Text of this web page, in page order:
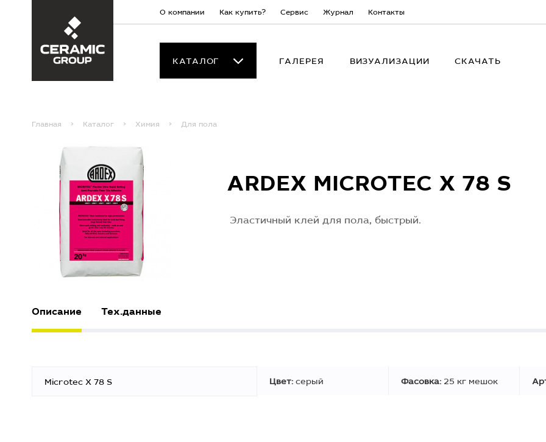
О компании Как купить? Сервис Журнал Контакты
КАТАЛОГ ГАЛЕРЕЯ ВИЗУАЛИЗАЦИИ СКАЧАТЬ
Главная Каталог Химия Для пола
ARDEX MICROTEC X 78 S
Эластичный клей для пола, быстрый.
Описание Тех.данные
Microtec X 78 S Цвет: серый Фасовка: 25 кг мешок